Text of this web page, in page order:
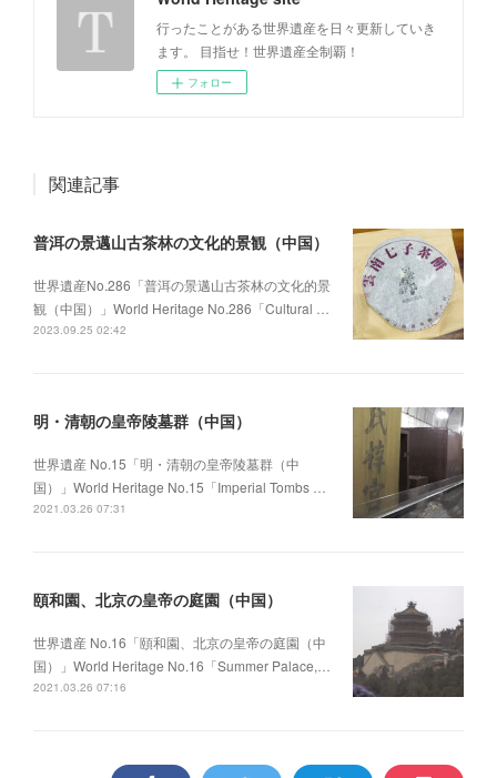
行ったことがある世界遺産を日々更新していき
ます。 目指せ！世界遺産全制覇！
フォロー
関連記事
普洱の景邁山古茶林の文化的景観（中国）
世界遺産No.286「普洱の景邁山古茶林の文化的景
観（中国）」World Heritage No.286「Cultural …
2023.09.25 02:42
明・清朝の皇帝陵墓群（中国）
世界遺産 No.15「明・清朝の皇帝陵墓群（中
国）」World Heritage No.15「Imperial Tombs …
2021.03.26 07:31
頤和園、北京の皇帝の庭園（中国）
世界遺産 No.16「頤和園、北京の皇帝の庭園（中
国）」World Heritage No.16「Summer Palace,…
2021.03.26 07:16